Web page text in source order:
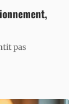
pas